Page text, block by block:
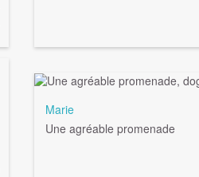
Marie
Une agréable promenade